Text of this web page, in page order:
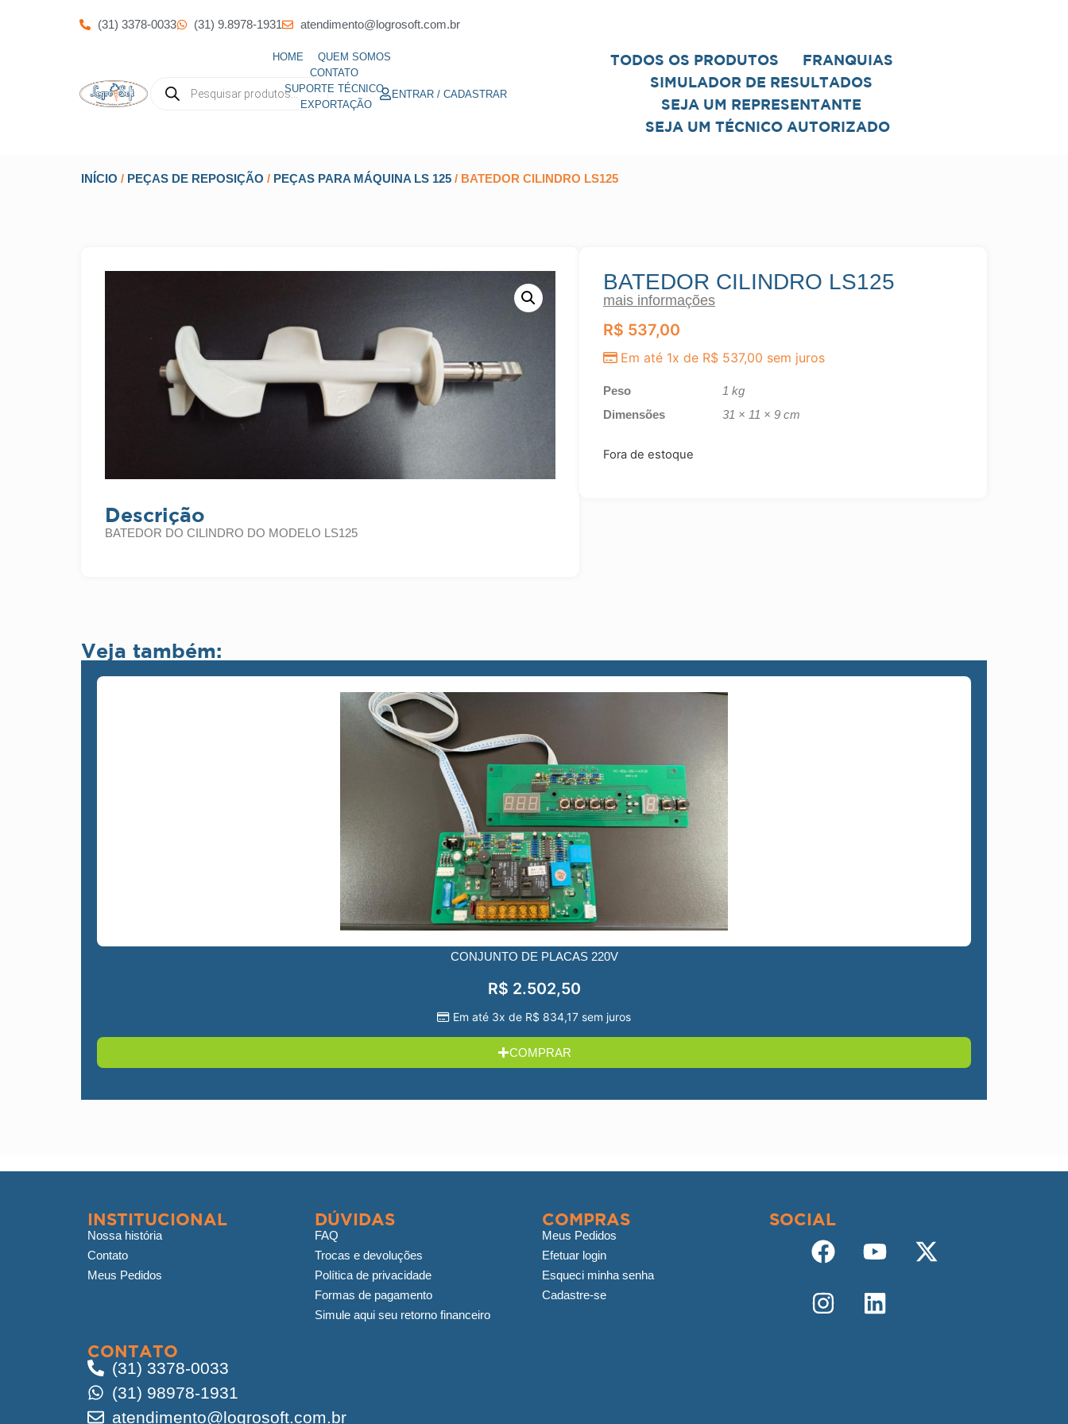
(31) 3378-0033 (31) 9.8978-1931 atendimento@logrosoft.com.br
HOME
QUEM SOMOS
CONTATO
SUPORTE TÉCNICO
EXPORTAÇÃO
ENTRAR / CADASTRAR
TODOS OS PRODUTOS
FRANQUIAS
SIMULADOR DE RESULTADOS
SEJA UM REPRESENTANTE
SEJA UM TÉCNICO AUTORIZADO
INÍCIO / PEÇAS DE REPOSIÇÃO / PEÇAS PARA MÁQUINA LS 125 / BATEDOR CILINDRO LS125
Descrição
BATEDOR DO CILINDRO DO MODELO LS125
BATEDOR CILINDRO LS125
mais informações
R$ 537,00
Em até 1x de R$ 537,00 sem juros
Peso
1 kg
Dimensões
31 × 11 × 9 cm
Fora de estoque
Veja também:
CONJUNTO DE PLACAS 220V
R$ 2.502,50
Em até 3x de R$ 834,17 sem juros
COMPRAR
INSTITUCIONAL
Nossa história
Contato
Meus Pedidos
DÚVIDAS
FAQ
Trocas e devoluções
Política de privacidade
Formas de pagamento
Simule aqui seu retorno financeiro
COMPRAS
Meus Pedidos
Efetuar login
Esqueci minha senha
Cadastre-se
SOCIAL
CONTATO
(31) 3378-0033
(31) 98978-1931
atendimento@logrosoft.com.br